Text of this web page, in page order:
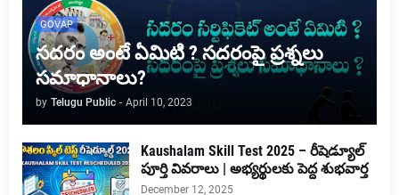
GOVAP
సదరం అంటే ఏమిటి ? సదరంపై ప్రశ్నలు
సమాధానాలు?
by Telugu Public - April 10, 2023
Kaushalam Skill Test 2025 – రీషెడ్యూల్
పూర్తి వివరాలు | అభ్యర్థులకు పెద్ద శుభవార్త
December 12, 2025